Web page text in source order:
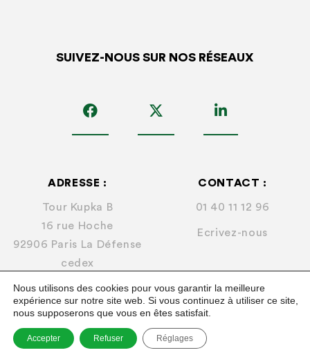
SUIVEZ-NOUS SUR NOS RÉSEAUX
ADRESSE :
Tour Kupka B
16 rue Hoche
92906 Paris La Défense
cedex
CONTACT :
01 40 11 12 96
Ecrivez-nous
© 2026FNA
Mentions légales.
Plan du site
Nous utilisons des cookies pour vous garantir la meilleure
expérience sur notre site web. Si vous continuez à utiliser ce site,
nous supposerons que vous en êtes satisfait.
Accepter Refuser Réglages